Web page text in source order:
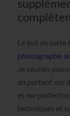
Le but de
photographe
Je voulais
en partant sur
et me
techniques et